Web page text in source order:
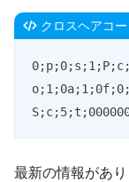
クロスヘアコー
最新の情報があ